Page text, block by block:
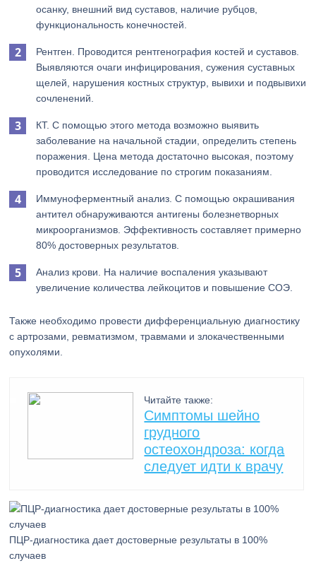
осанку, внешний вид суставов, наличие рубцов,
функциональность конечностей.
Рентген. Проводится рентгенография костей и суставов.
Выявляются очаги инфицирования, сужения суставных
щелей, нарушения костных структур, вывихи и подвывихи
сочленений.
КТ. С помощью этого метода возможно выявить
заболевание на начальной стадии, определить степень
поражения. Цена метода достаточно высокая, поэтому
проводится исследование по строгим показаниям.
Иммуноферментный анализ. С помощью окрашивания
антител обнаруживаются антигены болезнетворных
микроорганизмов. Эффективность составляет примерно
80% достоверных результатов.
Анализ крови. На наличие воспаления указывают
увеличение количества лейкоцитов и повышение СОЭ.
Также необходимо провести дифференциальную диагностику
с артрозами, ревматизмом, травмами и злокачественными
опухолями.
Читайте также:
Симптомы шейно
грудного
остеохондроза: когда
следует идти к врачу
ПЦР-диагностика дает достоверные результаты в 100%
случаев